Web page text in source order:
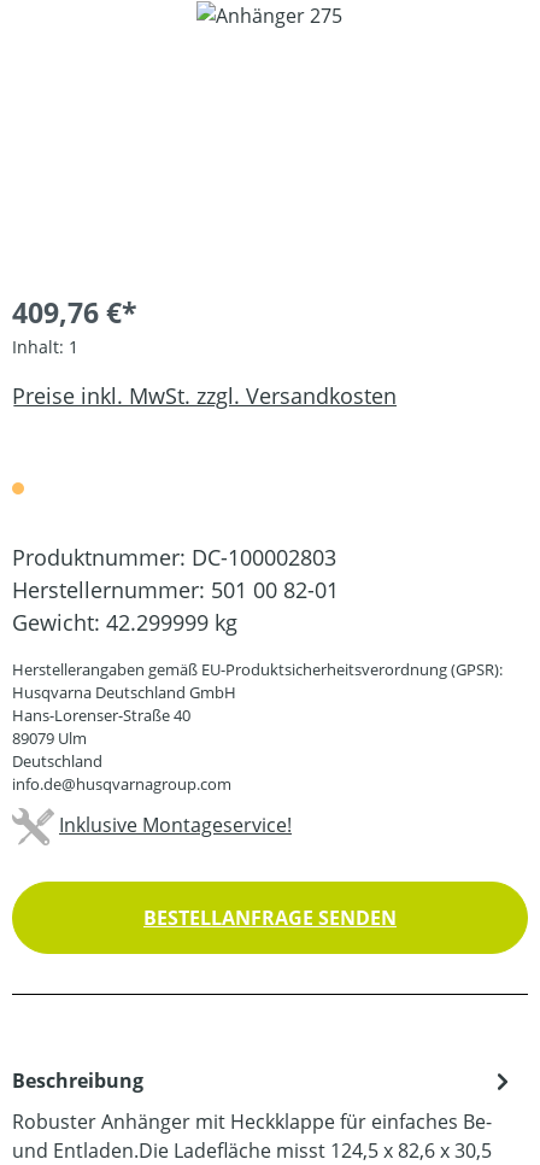
Bildergalerie überspringen
409,76 €*
Inhalt: 1
Preise inkl. MwSt. zzgl. Versandkosten
Produktnummer: DC-100002803
Herstellernummer: 501 00 82-01
Gewicht: 42.299999 kg
Herstellerangaben gemäß EU-Produktsicherheitsverordnung (GPSR):
Husqvarna Deutschland GmbH
Hans-Lorenser-Straße 40
89079 Ulm
Deutschland
info.de@husqvarnagroup.com
Inklusive Montageservice!
BESTELLANFRAGE SENDEN
Beschreibung
Robuster Anhänger mit Heckklappe für einfaches Be-
und Entladen.Die Ladefläche misst 124,5 x 82,6 x 30,5